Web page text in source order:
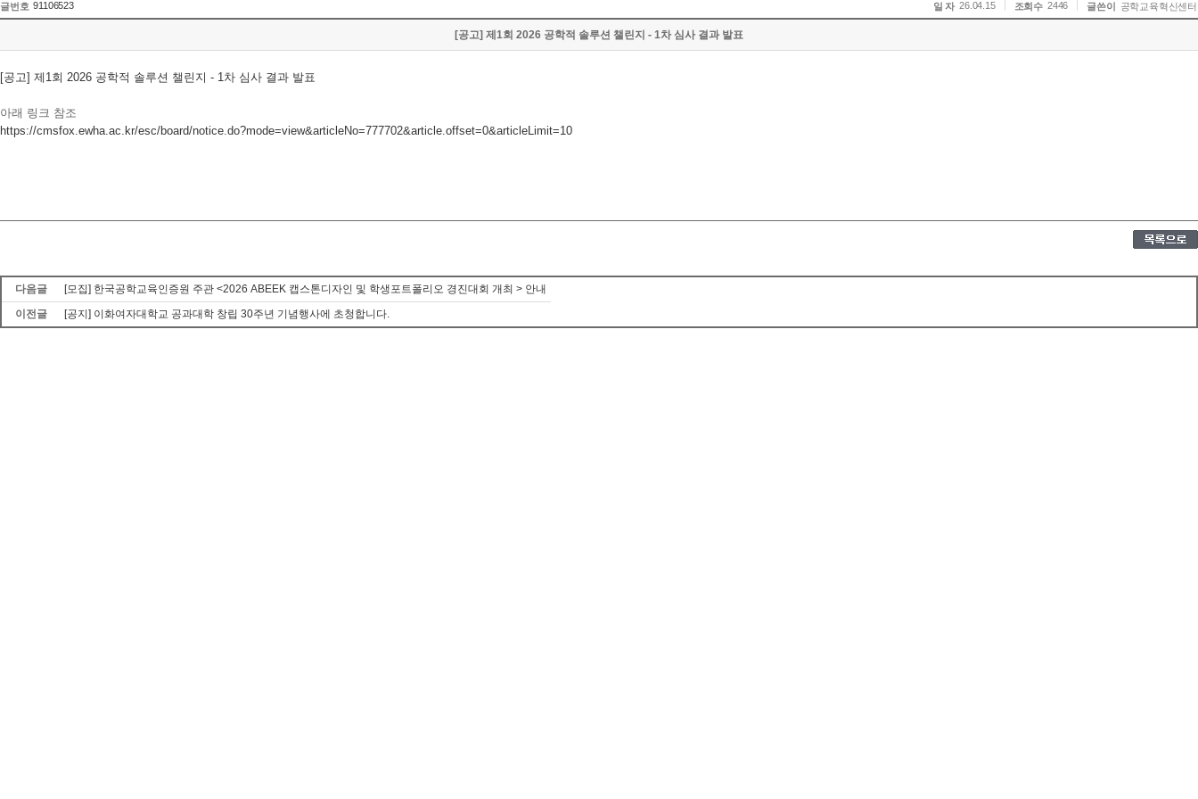
글번호 91106523 일 자 26.04.15 조회수 2446 글쓴이 공학교육혁신센터
[공고] 제1회 2026 공학적 솔루션 챌린지 - 1차 심사 결과 발표
[공고] 제1회 2026 공학적 솔루션 챌린지 - 1차 심사 결과 발표
아래 링크 참조
https://cmsfox.ewha.ac.kr/esc/board/notice.do?mode=view&articleNo=777702&article.offset=0&articleLimit=10
다음글
[모집] 한국공학교육인증원 주관 <2026 ABEEK 캡스톤디자인 및 학생포트폴리오 경진대회 개최 > 안내
이전글
[공지] 이화여자대학교 공과대학 창립 30주년 기념행사에 초청합니다.